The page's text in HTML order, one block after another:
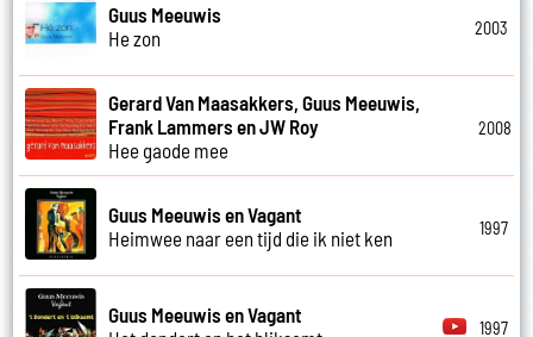
Guus Meeuwis
He zon
2003
Gerard Van Maasakkers, Guus Meeuwis,
Frank Lammers en JW Roy
Hee gaode mee
2008
Guus Meeuwis en Vagant
Heimwee naar een tijd die ik niet ken
1997
Guus Meeuwis en Vagant
1997